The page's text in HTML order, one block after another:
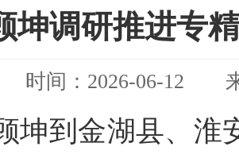
坤调研推进专
时间：2026-06-12
坤到金湖县、